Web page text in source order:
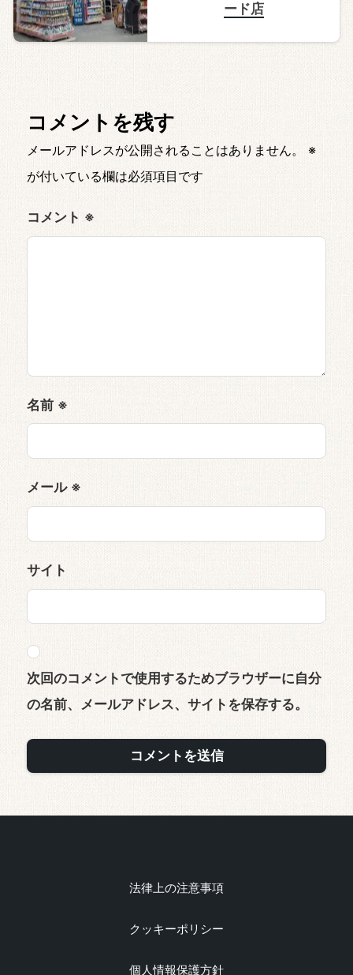
ード店
コメントを残す
メールアドレスが公開されることはありません。
※
が付いている欄は必須項目です
コメント ※
名前 ※
メール ※
サイト
次回のコメントで使用するためブラウザーに自分
の名前、メールアドレス、サイトを保存する。
法律上の注意事項
クッキーポリシー
個人情報保護方針